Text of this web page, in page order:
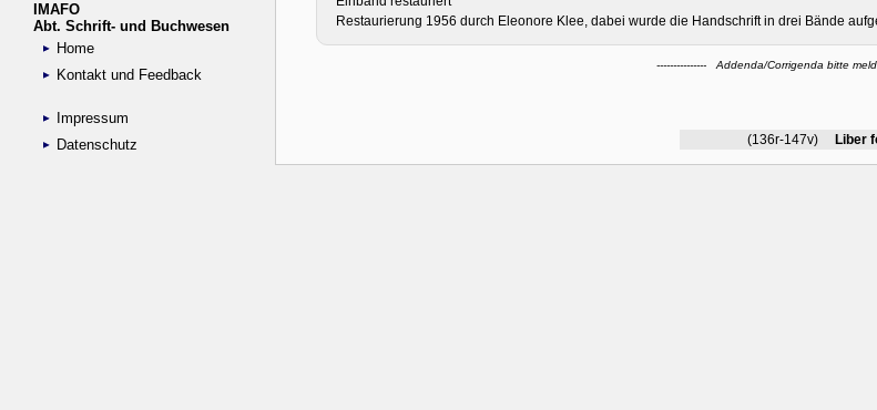
IMAFO
Abt. Schrift- und Buchwesen
Home
Kontakt und Feedback
Impressum
Datenschutz